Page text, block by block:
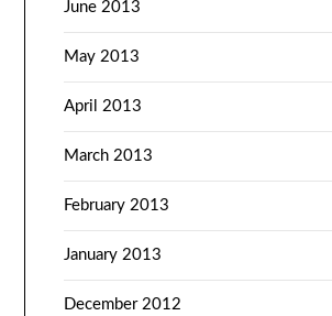
June 2013
May 2013
April 2013
March 2013
February 2013
January 2013
December 2012